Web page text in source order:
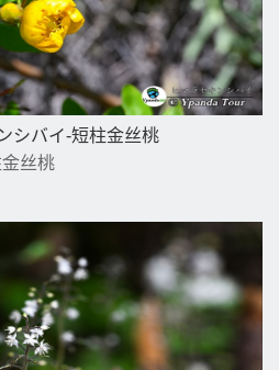
シバイ-短柱金丝桃
丝桃